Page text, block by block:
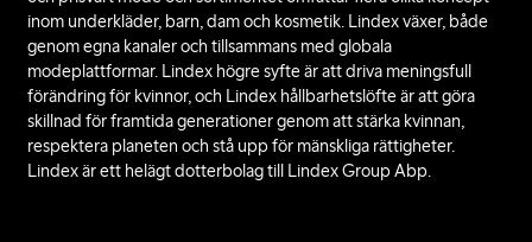
inom underkläder, barn, dam och kosmetik. Lindex växer, både
genom egna kanaler och tillsammans med globala
modeplattformar. Lindex högre syfte är att driva meningsfull
förändring för kvinnor, och Lindex hållbarhetslöfte är att göra
skillnad för framtida generationer genom att stärka kvinnan,
respektera planeten och stå upp för mänskliga rättigheter.
Lindex är ett helägt dotterbolag till Lindex Group Abp.